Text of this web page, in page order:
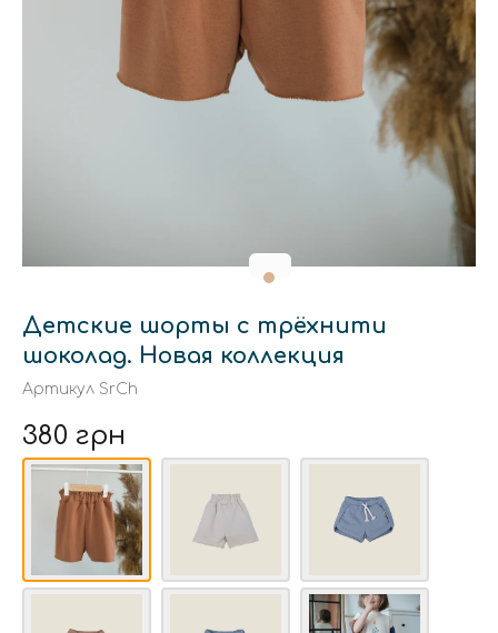
Детские шорты с трёхнити
шоколад. Новая коллекция
Артикул SrCh
380 грн